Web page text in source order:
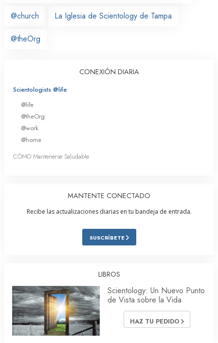
@church La Iglesia de Scientology de Tampa
@theOrg
CONEXIÓN DIARIA
Scientologists @life
@life
@theOrg
@work
@home
CÓMO Mantenerse Saludable
MANTENTE CONECTADO
Recibe las actualizaciones diarias en tu bandeja de entrada.
SUSCRÍBETE
LIBROS
Scientology: Un Nuevo Punto
de Vista sobre la Vida
HAZ TU PEDIDO